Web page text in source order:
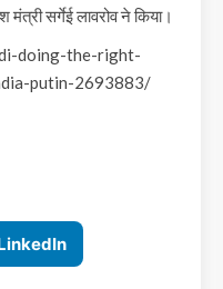
मंत्री सर्गेई लावरोव ने किया।
doing-the-right-
putin-2693883/